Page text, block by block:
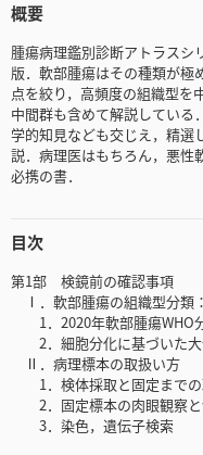
概要
腫瘍病理鑑別診断アトラスシ
版．軟部腫瘍はその種類が極
点を絞り，高頻度の組織型を
中間群も含めて解説している
学的知見なども交じえ，精選
説．病理医はもちろん，悪性
必携の書．
目次
第1部 検鏡前の確認事項
Ⅰ．軟部腫瘍の組織型分類
1．2020年軟部腫瘍WHO
2．細胞分化に基づいた大
Ⅱ．病理標本の取扱い方
1．検体採取と固定までの
2．固定標本の肉眼観察と
3．染色，遺伝子検索